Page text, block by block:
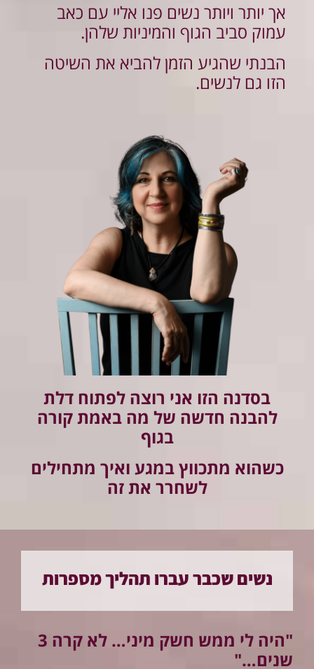
אך יותר ויותר נשים פנו אליי עם כאב
עמוק סביב הגוף והמיניות שלהן.
הבנתי שהגיע הזמן להביא את השיטה
הזו גם לנשים.
בסדנה הזו אני רוצה לפתוח דלת
להבנה חדשה של מה באמת קורה
בגוף
כשהוא מתכווץ במגע ואיך מתחילים
לשחרר את זה
נשים שכבר עברו תהליך מספרות
"היה לי ממש חשק מיני… לא קרה 3
שנים…"